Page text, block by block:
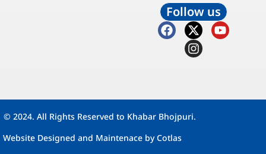
Follow us
© 2024. All Rights Reserved to Khabar Bhojpuri.
Website Designed and Maintenace byCotlas